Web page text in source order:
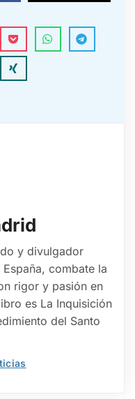
y divulgador
combate la
rigor y pasión en
es La Inquisición
del Santo